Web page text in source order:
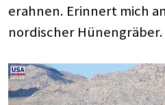
erahnen. Erinnert mich
nordischer Hünengräber.